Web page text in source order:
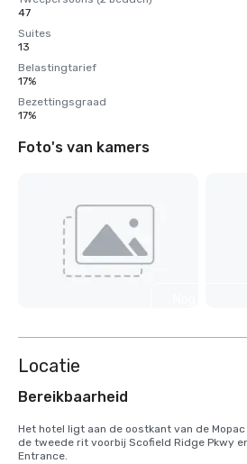
47
Suites
13
Belastingtarief
17%
Bezettingsgraad
17%
Foto's van kamers
Locatie
Bereikbaarheid
Het hotel ligt aan de oostkant van de
de tweede rit voorbij Scofield Ridge Pkwy
Entrance.